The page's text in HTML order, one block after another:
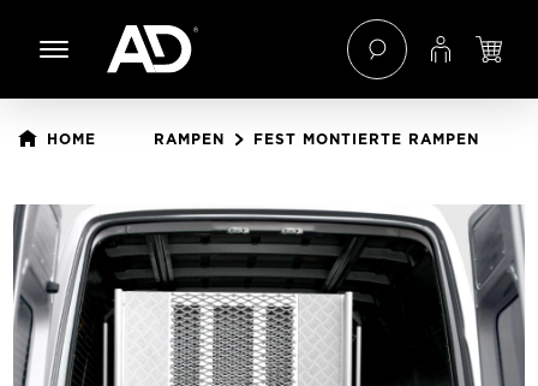
Hauptinhalt springen
Zur Navigation der B2B-Plattform springen
HOME RAMPEN FEST MONTIERTE RAMPEN
Bildergalerie überspringen